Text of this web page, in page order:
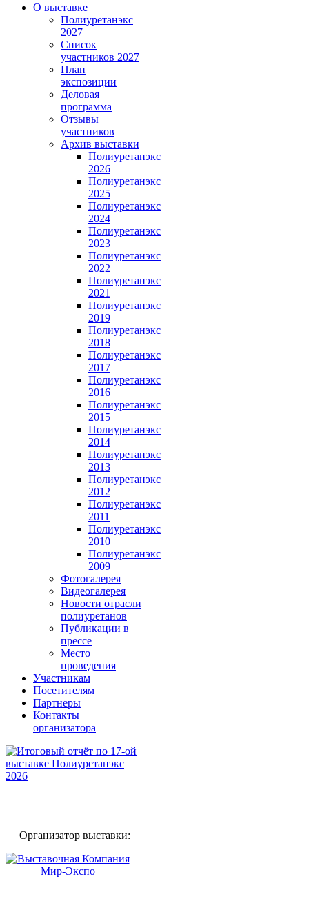
О выставке
Полиуретанэкс
2027
Список
участников 2027
План
экспозиции
Деловая
программа
Отзывы
участников
Архив выставки
Полиуретанэкс
2026
Полиуретанэкс
2025
Полиуретанэкс
2024
Полиуретанэкс
2023
Полиуретанэкс
2022
Полиуретанэкс
2021
Полиуретанэкс
2019
Полиуретанэкс
2018
Полиуретанэкс
2017
Полиуретанэкс
2016
Полиуретанэкс
2015
Полиуретанэкс
2014
Полиуретанэкс
2013
Полиуретанэкс
2012
Полиуретанэкс
2011
Полиуретанэкс
2010
Полиуретанэкс
2009
Фотогалерея
Видеогалерея
Новости отрасли
полиуретанов
Публикации в
прессе
Место
проведения
Участникам
Посетителям
Партнеры
Контакты
организатора
Организатор выставки: